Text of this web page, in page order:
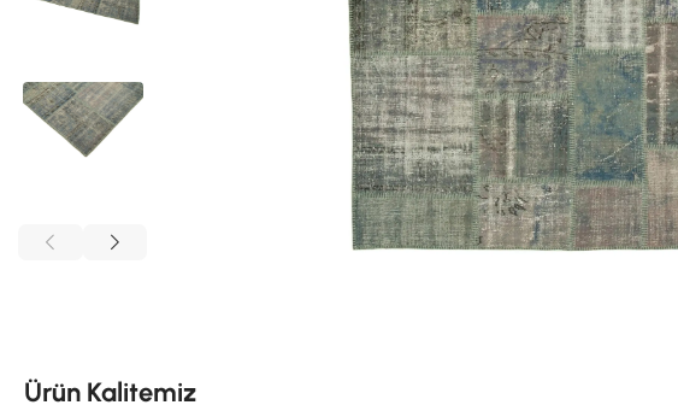
Ürün Kalitemiz